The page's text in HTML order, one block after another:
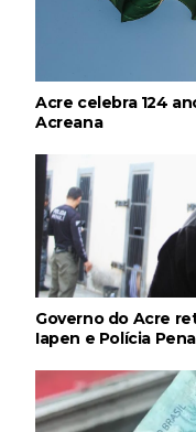
Acre celebra 124
Acreana
Governo do Acre
Iapen e Polícia